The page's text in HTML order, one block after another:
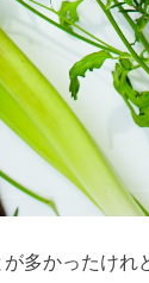
多かったけれ